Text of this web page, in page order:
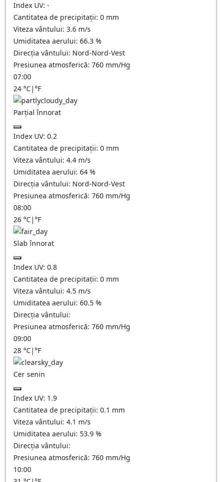
Index UV: -
Cantitatea de precipitații: 0 mm
Viteza vântului: 3.6 m/s
Umiditatea aerului: 66.3 %
Direcția vântului: Nord-Nord-Vest
Presiunea atmosferică: 760 mm/Hg
07:00
24 °C|°F
Parțial înnorat
Index UV: 0.2
Cantitatea de precipitații: 0 mm
Viteza vântului: 4.4 m/s
Umiditatea aerului: 64 %
Direcția vântului: Nord-Nord-Vest
Presiunea atmosferică: 760 mm/Hg
08:00
26 °C|°F
Slab înnorat
Index UV: 0.8
Cantitatea de precipitații: 0 mm
Viteza vântului: 4.5 m/s
Umiditatea aerului: 60.5 %
Direcția vântului:
Presiunea atmosferică: 760 mm/Hg
09:00
28 °C|°F
Cer senin
Index UV: 1.9
Cantitatea de precipitații: 0.1 mm
Viteza vântului: 4.1 m/s
Umiditatea aerului: 53.9 %
Direcția vântului:
Presiunea atmosferică: 760 mm/Hg
10:00